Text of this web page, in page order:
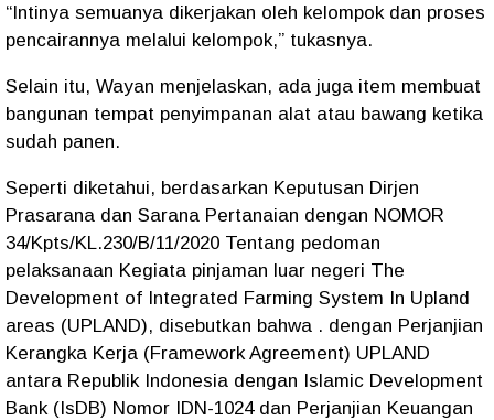
“Intinya semuanya dikerjakan oleh kelompok dan proses
pencairannya melalui kelompok,” tukasnya.
Selain itu, Wayan menjelaskan, ada juga item membuat
bangunan tempat penyimpanan alat atau bawang ketika
sudah panen.
Seperti diketahui, berdasarkan Keputusan Dirjen
Prasarana dan Sarana Pertanaian dengan NOMOR
34/Kpts/KL.230/B/11/2020 Tentang pedoman
pelaksanaan Kegiata pinjaman luar negeri The
Development of Integrated Farming System In Upland
areas (UPLAND), disebutkan bahwa . dengan Perjanjian
Kerangka Kerja (Framework Agreement) UPLAND
antara Republik Indonesia dengan Islamic Development
Bank (IsDB) Nomor IDN-1024 dan Perjanjian Keuangan